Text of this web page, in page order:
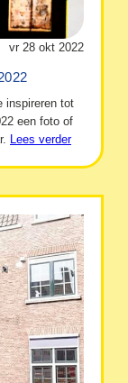
vr 28 okt 2022
inspireren tot
een foto of
Lees verder